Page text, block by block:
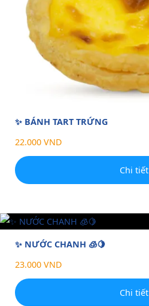
✨ BÁNH TART TRỨNG
22.000 VND
Chi tiết
✨ NƯỚC CHANH 🧊🍋
23.000 VND
Chi tiết